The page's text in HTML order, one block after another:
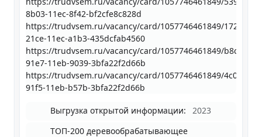
8b03-11ec-8f42-bf2cfe8c828d
https://trudvsem.ru/vacancy/card/1057746461849/172f5405-
21ce-11ec-a1b3-435dcfab4560
https://trudvsem.ru/vacancy/card/1057746461849/b8cf0526-
91e7-11eb-9039-3bfa22f2d66b
https://trudvsem.ru/vacancy/card/1057746461849/
91f5-11eb-b57b-3bfa22f2d66b
Выгрузка открытой информации:
2023
ТОП-200 деревообрабатывающее